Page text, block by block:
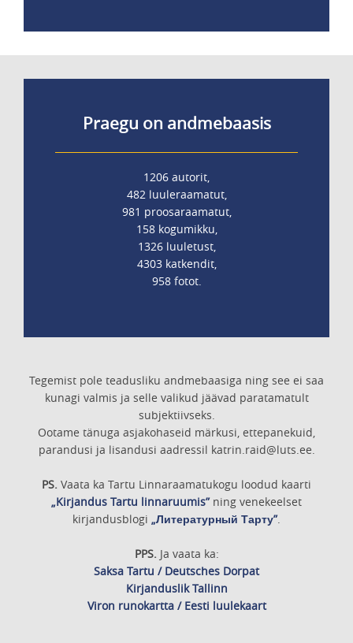
Praegu on andmebaasis
1206 autorit,
482 luuleraamatut,
981 proosaraamatut,
158 kogumikku,
1326 luuletust,
4303 katkendit,
958 fotot.
Tegemist pole teadusliku andmebaasiga ning see ei saa
kunagi valmis ja selle valikud jäävad paratamatult
subjektiivseks.
Ootame tänuga asjakohaseid märkusi, ettepanekuid,
parandusi ja lisandusi aadressil katrin.raid@luts.ee.
PS. Vaata ka Tartu Linnaraamatukogu loodud kaarti
„Kirjandus Tartu linnaruumis”ning venekeelset
kirjandusblogi „Литературный Тарту”.
PPS. Ja vaata ka:
Saksa Tartu / Deutsches Dorpat
Kirjanduslik Tallinn
Viron runokartta / Eesti luulekaart